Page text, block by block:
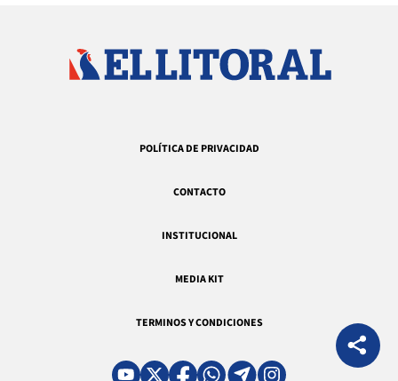
POLÍTICA DE PRIVACIDAD
CONTACTO
INSTITUCIONAL
MEDIA KIT
TERMINOS Y CONDICIONES